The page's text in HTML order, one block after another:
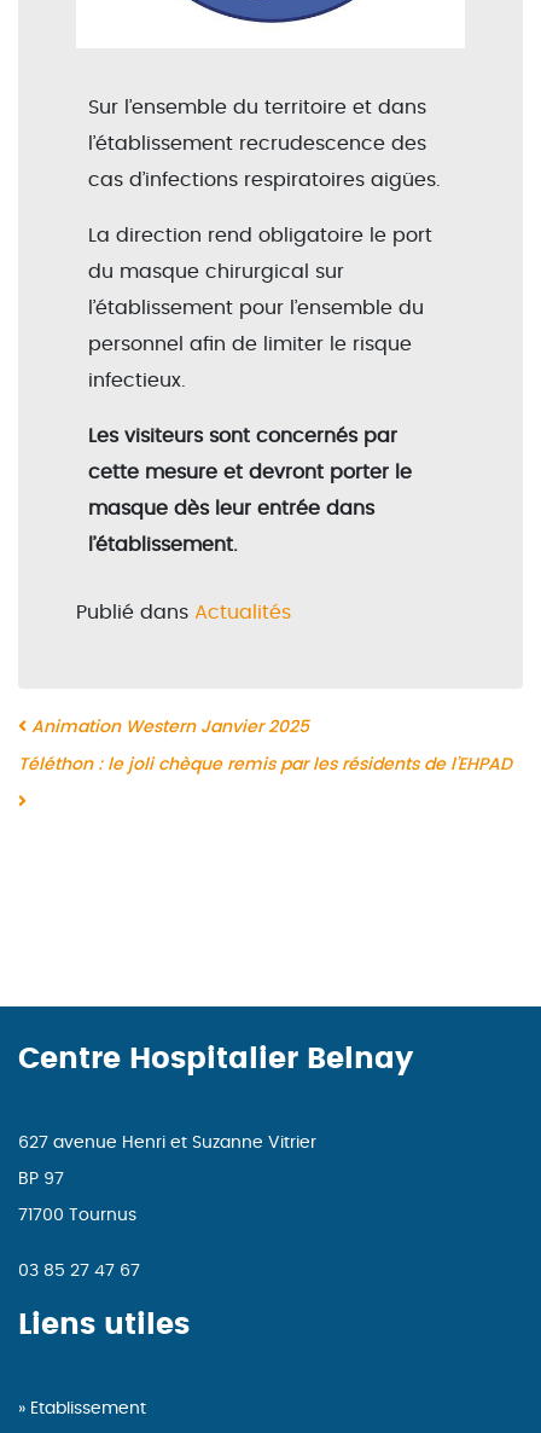
Sur l’ensemble du territoire et dans
l’établissement recrudescence des
cas d’infections respiratoires aigües.
La direction rend obligatoire le port
du masque chirurgical sur
l’établissement pour l’ensemble du
personnel afin de limiter le risque
infectieux.
Les visiteurs sont concernés par
cette mesure et devront porter le
masque dès leur entrée dans
l’établissement.
Publié dans Actualités
Navigation
Animation Western Janvier 2025
Téléthon : le joli chèque remis par les résidents de l’EHPAD
Centre Hospitalier Belnay
627 avenue Henri et Suzanne Vitrier
BP 97
71700 Tournus
03 85 27 47 67
Liens utiles
Etablissement